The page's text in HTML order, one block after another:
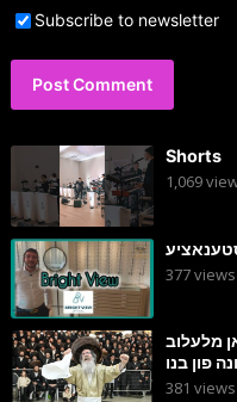
Subscribe to newsletter
Shorts
1,069
377views
מלעלוב
פון בנו
החתן
381 views